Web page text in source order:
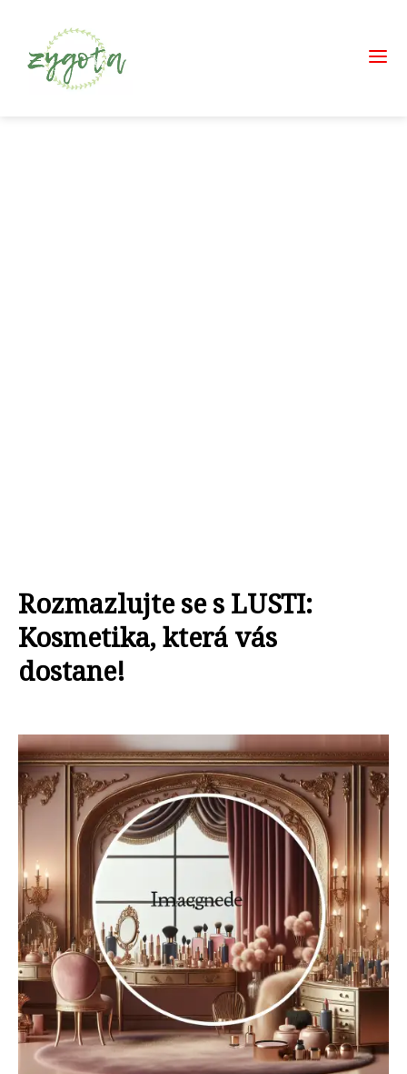
Rozmazlujte se s LUSTI:
Kosmetika, která vás
dostane!